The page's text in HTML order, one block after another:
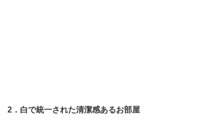
2．白で統一された清潔感あるお部屋